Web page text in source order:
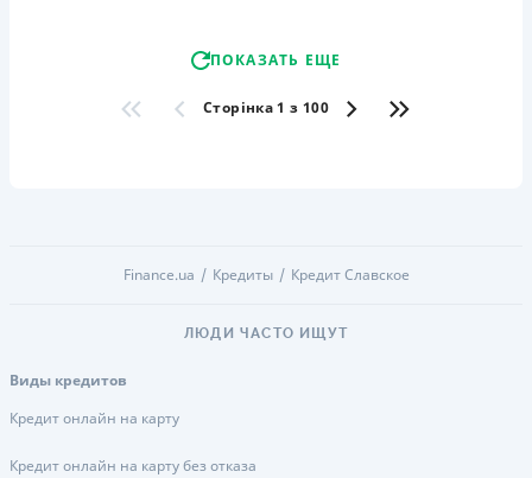
ПОКАЗАТЬ ЕЩЕ
Сторінка 1 з 100
Finance.ua Кредиты Кредит Славское
ЛЮДИ ЧАСТО ИЩУТ
Виды кредитов
Кредит онлайн на карту
Кредит онлайн на карту без отказа